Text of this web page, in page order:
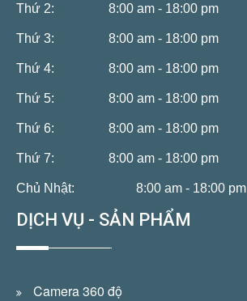
Thứ 2: 8:00 am - 18:00 pm
Thứ 3: 8:00 am - 18:00 pm
Thứ 4: 8:00 am - 18:00 pm
Thứ 5: 8:00 am - 18:00 pm
Thứ 6: 8:00 am - 18:00 pm
Thứ 7: 8:00 am - 18:00 pm
Chủ Nhật: 8:00 am - 18:00 pm
DỊCH VỤ - SẢN PHẨM
Camera 360 độ